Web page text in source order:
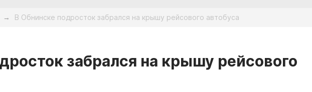
→ В Обнинске подросток забрался на крышу рейсового автобуса
забрался на крышу рейсового